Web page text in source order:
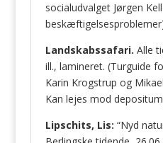
socialudvalget Jørgen
Landskabssafari. Alle
ill., lamineret. (Turguide
Karin Krogstrup og
Kan lejes mod
Lipschits, Lis: “Nyd